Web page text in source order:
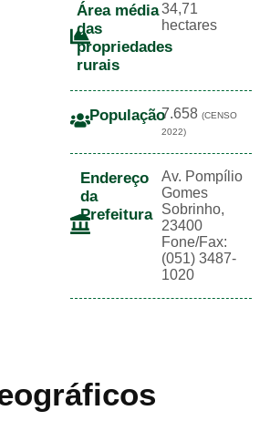
Área média
das
propriedades
rurais
34,71
hectares
População7.658 (CENSO
2022)
Endereço
da
Prefeitura
Av. Pompílio
Gomes
Sobrinho,
23400
Fone/Fax:
(051) 3487-
1020